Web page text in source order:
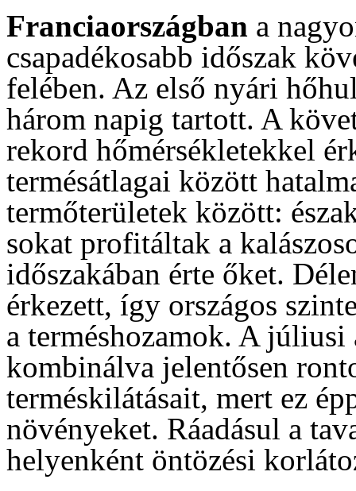
Franciaországban a
csapadékosabb időszak
felében. Az első nyári
három napig tartott. A
rekord hőmérsékletekkel
termésátlagai között
termőterületek között:
sokat profitáltak a
időszakában érte őket.
érkezett, így országos
a terméshozamok. A
kombinálva jelentősen
terméskilátásait, mert ez
növényeket. Ráadásul a
helyenként öntözési